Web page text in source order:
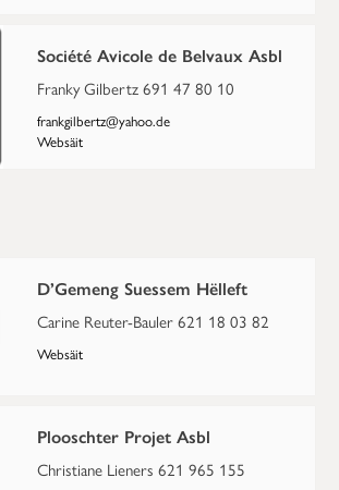
Société Avicole de Belvaux Asbl
Franky Gilbertz 691 47 80 10
frankgilbertz@yahoo.de
Websäit
D’Gemeng Suessem Hëlleft
Carine Reuter-Bauler 621 18 03 82
Websäit
Plooschter Projet Asbl
Christiane Lieners 621 965 155